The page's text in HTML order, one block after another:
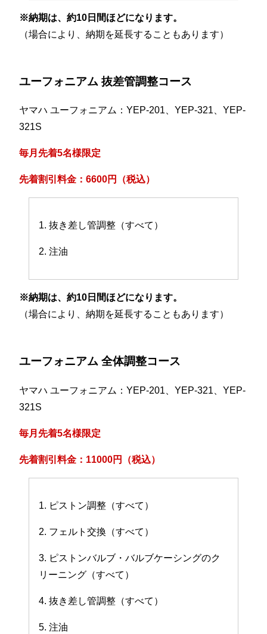
※納期は、約10日間ほどになります。
（場合により、納期を延長することもあります）
ユーフォニアム 抜差管調整コース
ヤマハ ユーフォニアム：YEP-201、YEP-321、YEP-
321S
毎月先着5名様限定
先着割引料金：6600円（税込）
1. 抜き差し管調整（すべて）
2. 注油
※納期は、約10日間ほどになります。
（場合により、納期を延長することもあります）
ユーフォニアム 全体調整コース
ヤマハ ユーフォニアム：YEP-201、YEP-321、YEP-
321S
毎月先着5名様限定
先着割引料金：11000円（税込）
1. ピストン調整（すべて）
2. フェルト交換（すべて）
3. ピストンバルブ・バルブケーシングのク
リーニング（すべて）
4. 抜き差し管調整（すべて）
5. 注油